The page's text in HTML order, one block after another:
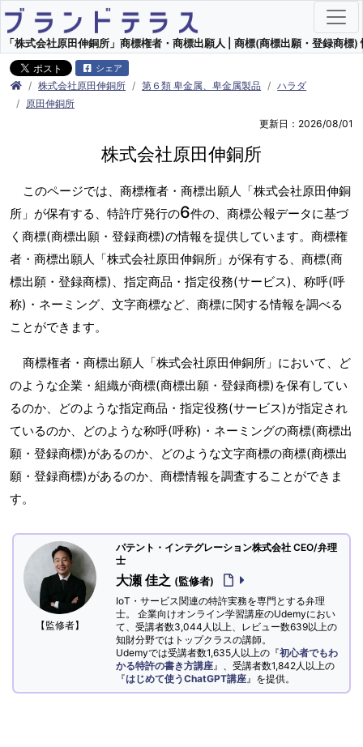
「株式会社原田伸銅所」商標権者・商標出願人 | 商標(商標出願・登録商標)
シェア
株式会社原田伸銅所 第６類 卑金属、卑金属製品
ハラダ
原田伸銅所
更新日：2026/08/01
株式会社原田伸銅所
このページでは、商標権者・商標出願人「株式会社原田伸銅
所」が保有する、特許庁発行の6件の、商標公報データに基づ
く商標(商標出願・登録商標)の情報を提供しています。商標権
者・商標出願人「株式会社原田伸銅所」が保有する、商標(商
標出願・登録商標)、指定商品・指定役務(サービス)、称呼(呼
称)・ネーミング、文字商標など、商標に関する情報を調べる
ことができます。
商標権者・商標出願人「株式会社原田伸銅所」において、ど
のような企業・組織が商標(商標出願・登録商標)を保有してい
るのか、どのような指定商品・指定役務(サービス)が指定され
ているのか、どのような称呼(呼称)・ネーミングの商標(商標出
願・登録商標)があるのか、どのような文字商標の商標(商標出
願・登録商標)があるのか、商標情報を調査することができま
す。
【監修者】
パテント・インテグレーション株式会社 CEO/弁理
士
大瀬 佳之 (監修者)
IoT・サービス関連の特許実務を専門とする弁理
士。 企業向けオンライン学習講座のUdemyにおい
て、受講者数3,044人以上、レビュー数639以上の
知財分野ではトップクラスの講師。
Udemyでは受講者数1,635人以上の『初心者でもわ
かる特許の書き方講座 』、受講者数1,842人以上の
『はじめて使うChatGPT講座 』を提供。